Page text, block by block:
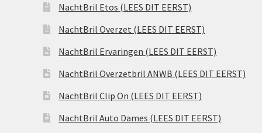
NachtBril Etos (LEES DIT EERST)
NachtBril Overzet (LEES DIT EERST)
NachtBril Ervaringen (LEES DIT EERST)
NachtBril Overzetbril ANWB (LEES DIT EERST)
NachtBril Clip On (LEES DIT EERST)
NachtBril Auto Dames (LEES DIT EERST)